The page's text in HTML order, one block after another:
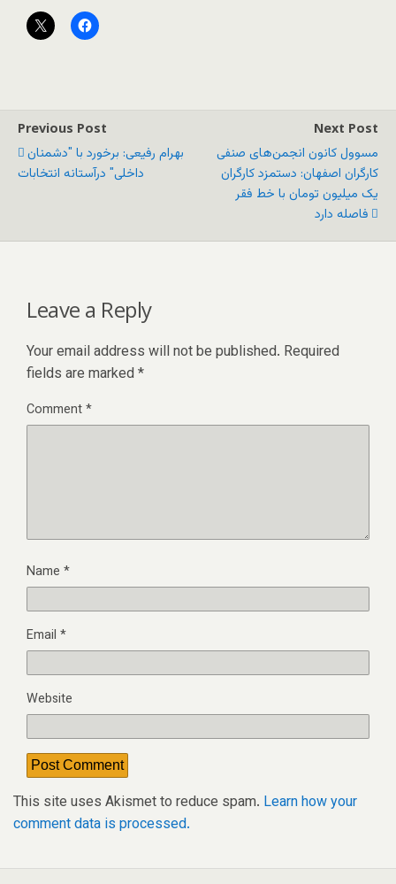
Previous Post
بهرام رفیعی: برخورد با "دشمنان
داخلی" درآستانه انتخابات
Next Post
مسوول کانون انجمن‌های صنفی
کارگران اصفهان: دستمزد کارگران
یک میلیون تومان با خط فقر
فاصله دارد
Leave a Reply
Your email address will not be published. Required
fields are marked *
Comment*
Name *
Email *
Website
This site uses Akismet to reduce spam. Learn how your
comment data is processed.